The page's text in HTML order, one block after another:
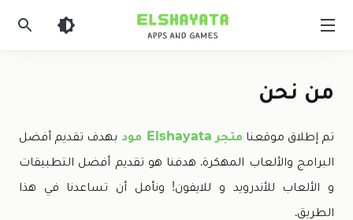
من نحن
تم إطلاق موقعنا متجر Elshayata مود
بهدف تقديم أفضل
البرامج والألعاب المهكرة. هدفنا هو تقديم أفضل التطبيقات
و الألعاب للأندرويد و للايفون! ونأمل أن تساعدنا في هذا
الطريق.